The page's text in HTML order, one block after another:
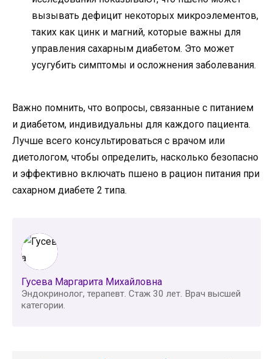
вызывать дефицит некоторых микроэлементов,
таких как цинк и магний, которые важны для
управления сахарным диабетом. Это может
усугубить симптомы и осложнения заболевания.
Важно помнить, что вопросы, связанные с питанием
и диабетом, индивидуальны для каждого пациента.
Лучше всего консультироваться с врачом или
диетологом, чтобы определить, насколько безопасно
и эффективно включать пшено в рацион питания при
сахарном диабете 2 типа.
Гусева Маргарита Михайловна
Эндокринолог, терапевт. Стаж 30 лет. Врач высшей
категории.